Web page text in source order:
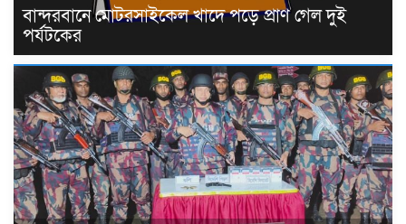
বান্দরবানে মোটরসাইকেল খাদে পড়ে প্রাণ গেল দুই
পর্যটকের